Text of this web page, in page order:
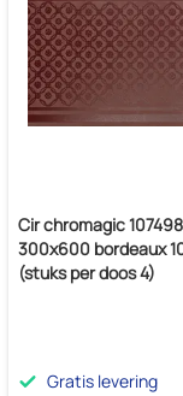
Cir chromagic
300x600 bordeaux
(stuks per doos 4)
Gratis levering